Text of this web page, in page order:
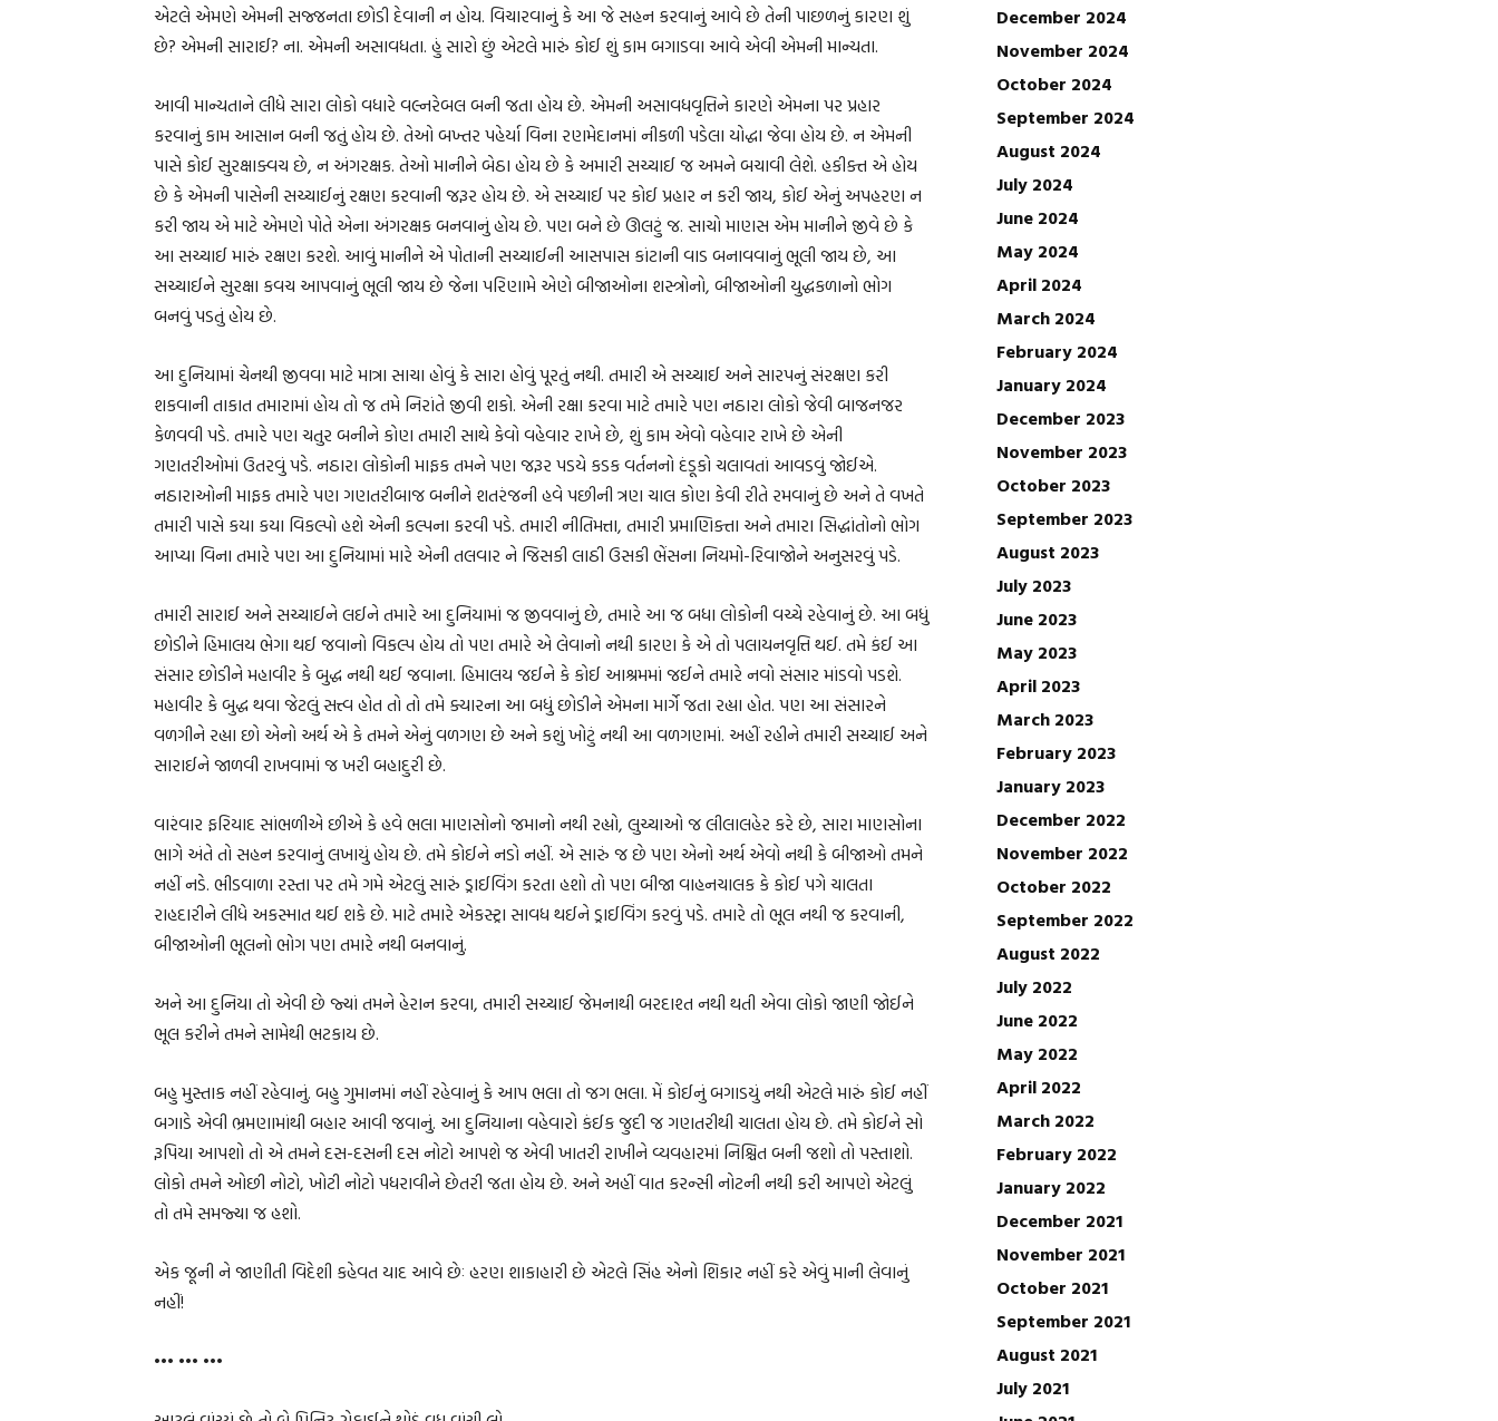
એટલે એમણે એમની સજ્જનતા છોડી દેવાની ન હોય. વિચારવાનું કે આ જે સહન કરવાનું આવે છે તેની પાછળનું કારણ શું
છે? એમની સારાઈ? ના. એમની અસાવધતા. હું સારો છું એટલે મારું કોઈ શું કામ બગાડવા આવે એવી એમની માન્યતા.
આવી માન્યતાને લીધે સારા લોકો વધારે વલ્નરેબલ બની જતા હોય છે. એમની અસાવધવૃત્તિને કારણે એમના પર પ્રહાર
કરવાનું કામ આસાન બની જતું હોય છે. તેઓ બખ્તર પહેર્યા વિના રણમેદાનમાં નીકળી પડેલા યોદ્ધા જેવા હોય છે. ન એમની
પાસે કોઈ સુરક્ષાક્વચ છે, ન અંગરક્ષક. તેઓ માનીને બેઠા હોય છે કે અમારી સચ્ચાઈ જ અમને બચાવી લેશે. હકીક્ત એ હોય
છે કે એમની પાસેની સચ્ચાઈનું રક્ષણ કરવાની જરૂર હોય છે. એ સચ્ચાઈ પર કોઈ પ્રહાર ન કરી જાય, કોઈ એનું અપહરણ ન
કરી જાય એ માટે એમણે પોતે એના અંગરક્ષક બનવાનું હોય છે. પણ બને છે ઊલટું જ. સાચો માણસ એમ માનીને જીવે છે કે
આ સચ્ચાઈ મારું રક્ષણ કરશે. આવું માનીને એ પોતાની સચ્ચાઈની આસપાસ કાંટાની વાડ બનાવવાનું ભૂલી જાય છે, આ
સચ્ચાઈને સુરક્ષા કવચ આપવાનું ભૂલી જાય છે જેના પરિણામે એણે બીજાઓના શસ્ત્રોનો, બીજાઓની યુદ્ધકળાનો ભોગ
બનવું પડતું હોય છે.
આ દુનિયામાં ચેનથી જીવવા માટે માત્રા સાચા હોવું કે સારા હોવું પૂરતું નથી. તમારી એ સચ્ચાઈ અને સારપનું સંરક્ષણ કરી
શકવાની તાકાત તમારામાં હોય તો જ તમે નિરાંતે જીવી શકો. એની રક્ષા કરવા માટે તમારે પણ નઠારા લોકો જેવી બાજનજર
કેળવવી પડે. તમારે પણ ચતુર બનીને કોણ તમારી સાથે કેવો વહેવાર રાખે છે, શું કામ એવો વહેવાર રાખે છે એની
ગણતરીઓમાં ઉતરવું પડે. નઠારા લોકોની માફક તમને પણ જરૂર પડયે કડક વર્તનનો દંડૂકો ચલાવતાં આવડવું જોઈએ.
નઠારાઓની માફક તમારે પણ ગણતરીબાજ બનીને શતરંજની હવે પછીની ત્રણ ચાલ કોણ કેવી રીતે રમવાનું છે અને તે વખતે
તમારી પાસે કયા કયા વિકલ્પો હશે એની કલ્પના કરવી પડે. તમારી નીતિમત્તા, તમારી પ્રમાણિક્તા અને તમારા સિદ્ધાંતોનો ભોગ
આપ્યા વિના તમારે પણ આ દુનિયામાં મારે એની તલવાર ને જિસકી લાઠી ઉસકી ભેંસના નિયમો-રિવાજોને અનુસરવું પડે.
તમારી સારાઈ અને સચ્ચાઈને લઈને તમારે આ દુનિયામાં જ જીવવાનું છે, તમારે આ જ બધા લોકોની વચ્ચે રહેવાનું છે. આ બધું
છોડીને હિમાલય ભેગા થઈ જવાનો વિકલ્પ હોય તો પણ તમારે એ લેવાનો નથી કારણ કે એ તો પલાયનવૃત્તિ થઈ. તમે કંઈ આ
સંસાર છોડીને મહાવીર કે બુદ્ધ નથી થઈ જવાના. હિમાલય જઈને કે કોઈ આશ્રમમાં જઈને તમારે નવો સંસાર માંડવો પડશે.
મહાવીર કે બુદ્ધ થવા જેટલું સત્ત્વ હોત તો તો તમે ક્યારના આ બધું છોડીને એમના માર્ગે જતા રહ્યા હોત. પણ આ સંસારને
વળગીને રહ્યા છો એનો અર્થ એ કે તમને એનું વળગણ છે અને કશું ખોટું નથી આ વળગણમાં. અહીં રહીને તમારી સચ્ચાઈ અને
સારાઈને જાળવી રાખવામાં જ ખરી બહાદુરી છે.
વારંવાર ફરિયાદ સાંભળીએ છીએ કે હવે ભલા માણસોનો જમાનો નથી રહ્યો, લુચ્ચાઓ જ લીલાલહેર કરે છે, સારા માણસોના
ભાગે અંતે તો સહન કરવાનું લખાયું હોય છે. તમે કોઈને નડો નહીં. એ સારું જ છે પણ એનો અર્થ એવો નથી કે બીજાઓ તમને
નહીં નડે. ભીડવાળા રસ્તા પર તમે ગમે એટલું સારું ડ્રાઈવિંગ કરતા હશો તો પણ બીજા વાહનચાલક કે કોઈ પગે ચાલતા
રાહદારીને લીધે અકસ્માત થઈ શકે છે. માટે તમારે એકસ્ટ્રા સાવધ થઈને ડ્રાઈવિંગ કરવું પડે. તમારે તો ભૂલ નથી જ કરવાની,
બીજાઓની ભૂલનો ભોગ પણ તમારે નથી બનવાનું.
અને આ દુનિયા તો એવી છે જ્યાં તમને હેરાન કરવા, તમારી સચ્ચાઈ જેમનાથી બરદાશ્ત નથી થતી એવા લોકો જાણી જોઈને
ભૂલ કરીને તમને સામેથી ભટકાય છે.
બહુ મુસ્તાક નહીં રહેવાનું. બહુ ગુમાનમાં નહીં રહેવાનું કે આપ ભલા તો જગ ભલા. મેં કોઈનું બગાડયું નથી એટલે મારું કોઈ નહીં
બગાડે એવી ભ્રમણામાંથી બહાર આવી જવાનું. આ દુનિયાના વહેવારો કંઈક જુદી જ ગણતરીથી ચાલતા હોય છે. તમે કોઈને સો
રૂપિયા આપશો તો એ તમને દસ-દસની દસ નોટો આપશે જ એવી ખાતરી રાખીને વ્યવહારમાં નિશ્ચિત બની જશો તો પસ્તાશો.
લોકો તમને ઓછી નોટો, ખોટી નોટો પધરાવીને છેતરી જતા હોય છે. અને અહીં વાત કરન્સી નોટની નથી કરી આપણે એટલું
તો તમે સમજ્યા જ હશો.
એક જૂની ને જાણીતી વિદેશી કહેવત યાદ આવે છેઃ હરણ શાકાહારી છે એટલે સિંહ એનો શિકાર નહીં કરે એવું માની લેવાનું
નહીં!
••• ••• •••
December 2024
November 2024
October 2024
September 2024
August 2024
July 2024
June 2024
May 2024
April 2024
March 2024
February 2024
January 2024
December 2023
November 2023
October 2023
September 2023
August 2023
July 2023
June 2023
May 2023
April 2023
March 2023
February 2023
January 2023
December 2022
November 2022
October 2022
September 2022
August 2022
July 2022
June 2022
May 2022
April 2022
March 2022
February 2022
January 2022
December 2021
November 2021
October 2021
September 2021
August 2021
July 2021